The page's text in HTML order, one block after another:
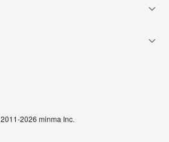
2011-2026 minma Inc.